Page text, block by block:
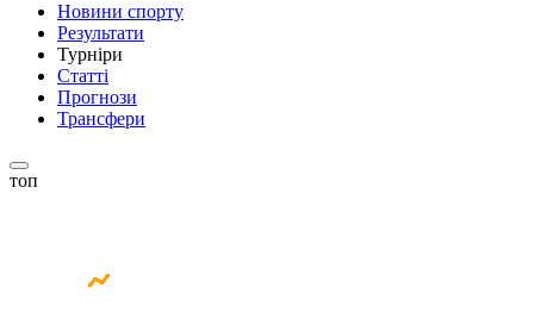
Новини спорту
Результати
Турніри
Статті
Прогнози
Трансфери
топ